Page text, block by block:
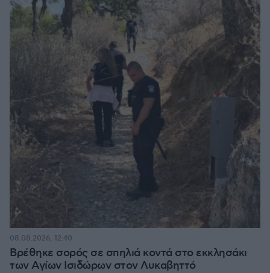
Βρέθηκε σορός σε σπηλιά κοντά στο εκκλησάκι
των Αγίων Ισιδώρων στον Λυκαβηττό
08.08.2026, 12:40